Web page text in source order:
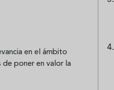
en el ámbito
poner en valor la